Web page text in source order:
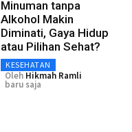
Minuman tanpa
Alkohol Makin
Diminati, Gaya Hidup
atau Pilihan Sehat?
KESEHATAN
Oleh Hikmah Ramli
baru saja